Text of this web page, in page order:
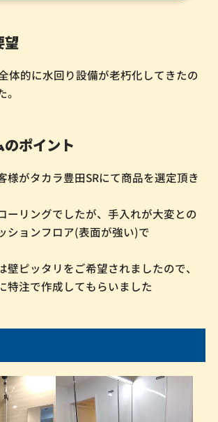
望
体的に水回り設備が老朽化してきたの
のポイント
様がタカラ豊田SRにて商品を選定頂き
ーリングでしたが、手入れが大変との
ションフロア(表面が強い)で
壁ピッタリをご希望されましたので、
特注で作成してもらいました